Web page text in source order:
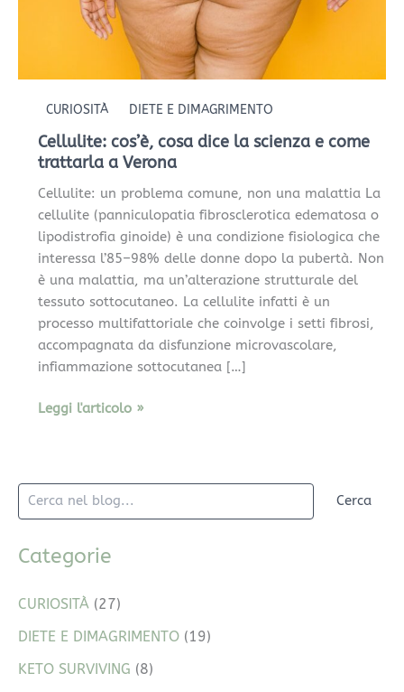
CURIOSITÀ DIETE E DIMAGRIMENTO
Cellulite: cos’è, cosa dice la scienza e come
trattarla a Verona
Cellulite: un problema comune, non una malattia La
cellulite (panniculopatia fibrosclerotica edematosa o
lipodistrofia ginoide) è una condizione fisiologica che
interessa l’85–98% delle donne dopo la pubertà. Non
è una malattia, ma un’alterazione strutturale del
tessuto sottocutaneo. La cellulite infatti è un
processo multifattoriale che coinvolge i setti fibrosi,
accompagnata da disfunzione microvascolare,
infiammazione sottocutanea […]
Leggi l'articolo »
Cerca
Categorie
CURIOSITÀ (27)
DIETE E DIMAGRIMENTO (19)
KETO SURVIVING (8)